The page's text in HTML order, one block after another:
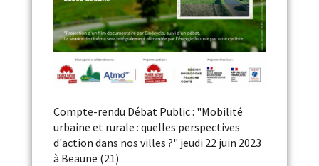
Compte-rendu Débat Public : "Mobilité
urbaine et rurale : quelles perspectives
d'action dans nos villes ?" jeudi 22 juin 2023
à Beaune (21)